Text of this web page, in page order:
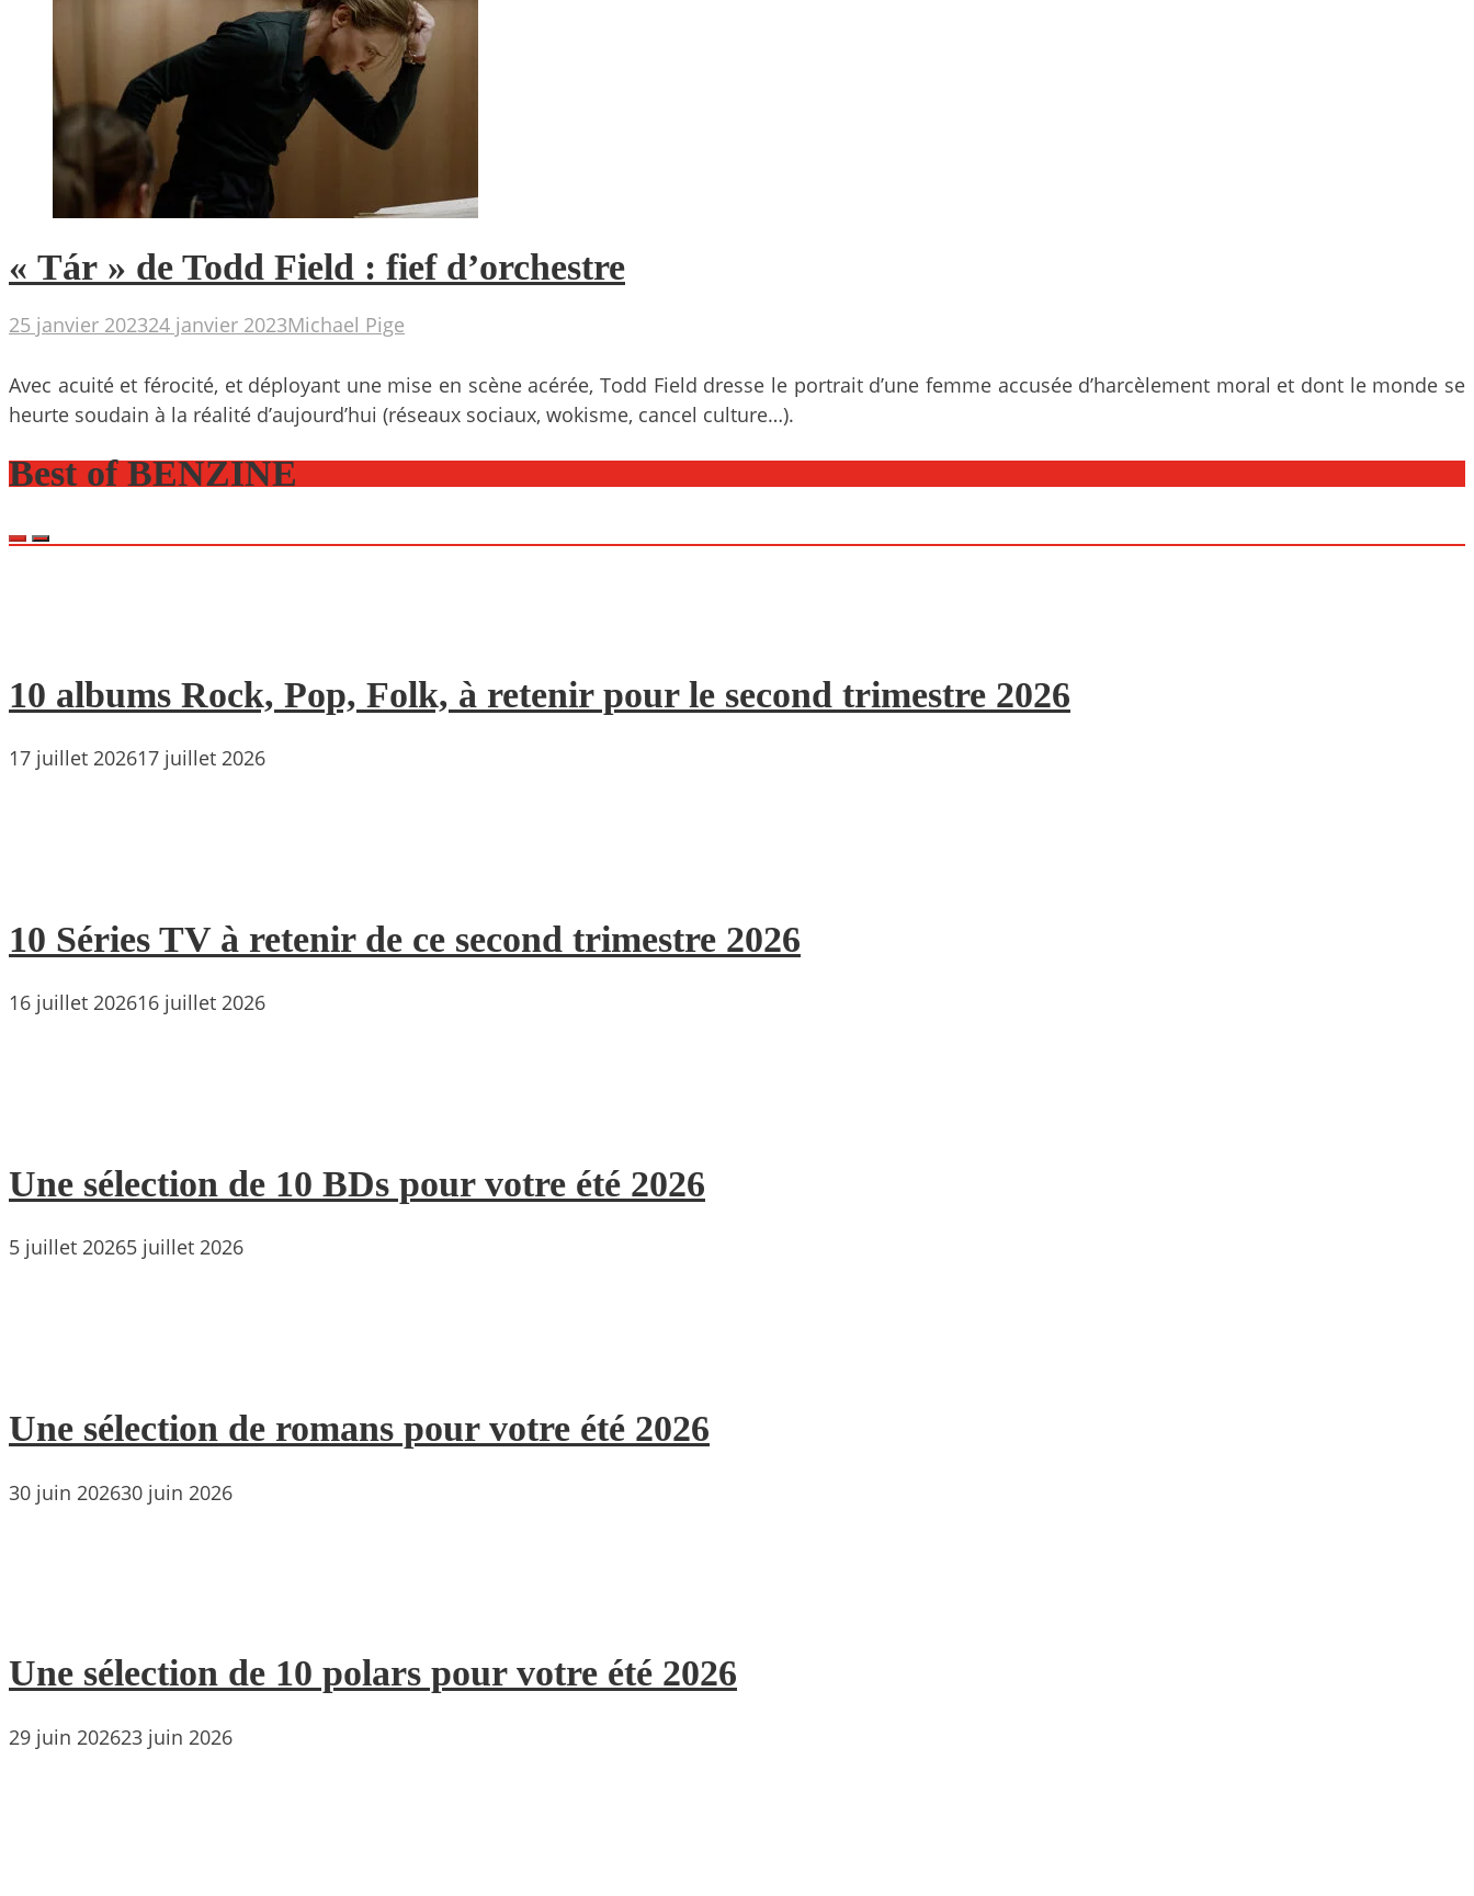
« Tár » de Todd Field : fief d’orchestre
25 janvier 202324 janvier 2023Michael Pige
Avec acuité et férocité, et déployant une mise en scène acérée, Todd Field dresse le portrait d’une femme accusée d’harcèlement moral et dont le monde se
heurte soudain à la réalité d’aujourd’hui (réseaux sociaux, wokisme, cancel culture…).
Best of BENZINE
10 albums Rock, Pop, Folk, à retenir pour le second trimestre 2026
17 juillet 202617 juillet 2026
10 Séries TV à retenir de ce second trimestre 2026
16 juillet 202616 juillet 2026
Une sélection de 10 BDs pour votre été 2026
5 juillet 20265 juillet 2026
Une sélection de romans pour votre été 2026
30 juin 202630 juin 2026
Une sélection de 10 polars pour votre été 2026
29 juin 202623 juin 2026